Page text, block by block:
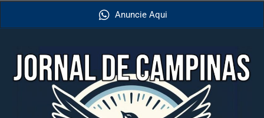
Anuncie Aqui